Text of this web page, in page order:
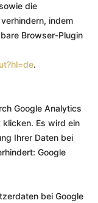
die
indem
Browser-Plugin
.
Google Analytics
Es wird ein
Ihrer Daten bei
Google
bei Google